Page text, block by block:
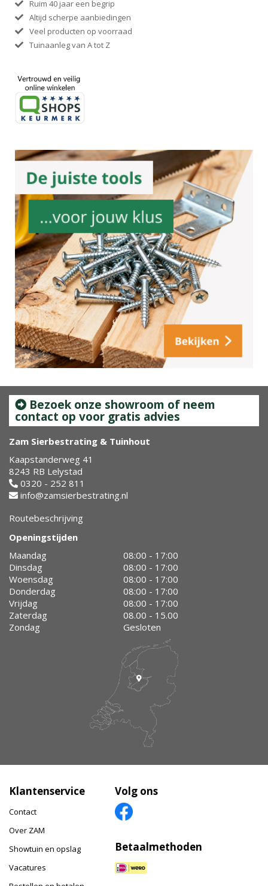
Ruim 40 jaar een begrip
Altijd scherpe aanbiedingen
Veel producten op voorraad
Tuinaanleg van A tot Z
Bezoek onze showroom of neem
contact op voor gratis advies
Zam Sierbestrating & Tuinhout
Kaapstanderweg 41
8243 RB Lelystad
0320 - 252 811
info@zamsierbestrating.nl
Routebeschrijving
Openingstijden
Maandag
08:00 - 17:00
Dinsdag
08:00 - 17:00
Woensdag
08:00 - 17:00
Donderdag
08:00 - 17:00
Vrijdag
08:00 - 17:00
Zaterdag
08.00 - 15.00
Zondag
Gesloten
Klantenservice
Contact
Over ZAM
Showtuin en opslag
Vacatures
Volg ons
Betaalmethoden